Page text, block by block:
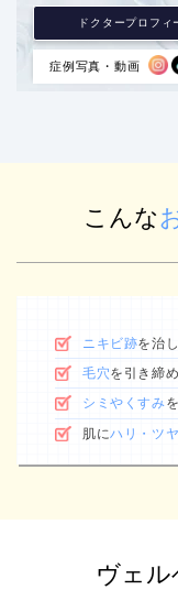
ドクタープロフィ
症例写真・動画
こんな
ニキビ跡を治
毛穴を引き締
シミやくすみ
肌にハリ・ツヤ
ヴェ